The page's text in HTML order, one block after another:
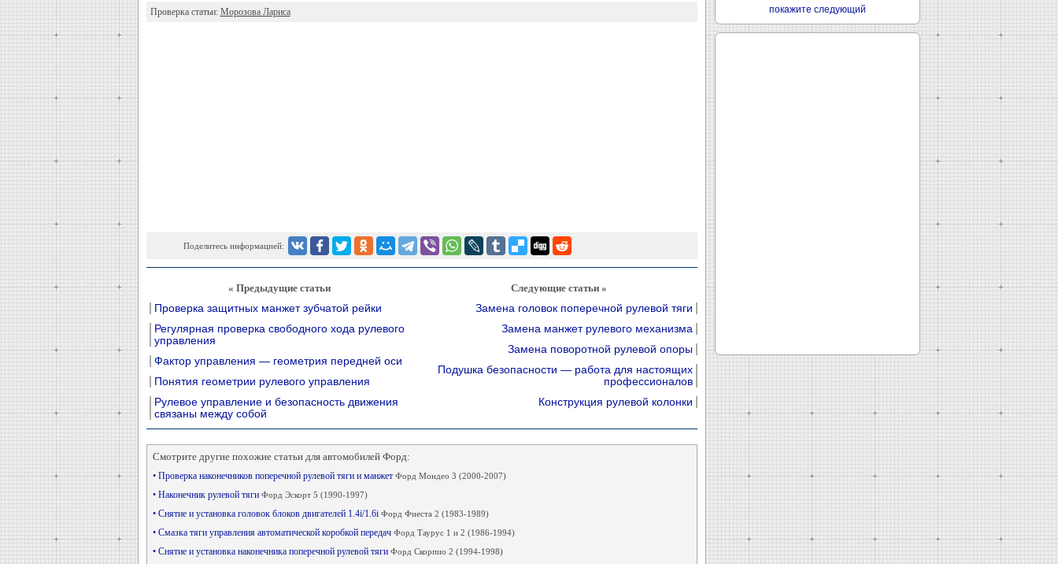
Проверка статьи: Морозова Лариса
Поделитесь информацией:
« Предыдущие статьи
Проверка защитных манжет зубчатой рейки
Регулярная проверка свободного хода рулевого
управления
Фактор управления — геометрия передней оси
Понятия геометрии рулевого управления
Рулевое управление и безопасность движения
связаны между собой
Следующие статьи »
Замена головок поперечной рулевой тяги
Замена манжет рулевого механизма
Замена поворотной рулевой опоры
Подушка безопасности — работа для настоящих
профессионалов
Конструкция рулевой колонки
Смотрите другие похожие статьи для автомобилей Форд:
• Проверка наконечников поперечной рулевой тяги и манжет Форд Мондео 3 (2000-2007)
• Наконечник рулевой тяги Форд Эскорт 5 (1990-1997)
• Снятие и установка головок блоков двигателей 1.4i/1.6i Форд Фиеста 2 (1983-1989)
• Смазка тяги управления автоматической коробкой передач Форд Таурус 1 и 2 (1986-1994)
• Снятие и установка наконечника поперечной рулевой тяги Форд Скорпио 2 (1994-1998)
покажите следующий